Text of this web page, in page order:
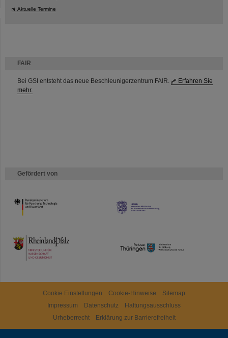
FAIR
Bei GSI entsteht das neue Beschleunigerzentrum FAIR.
Erfahren Sie
mehr.
Gefördert von
HMWK
TMWWDG
Aktuelle Termine
Cookie Einstellungen Cookie-Hinweise
Sitemap
Impressum
Datenschutz
Haftungsausschluss
Urheberrecht
Erklärung zur Barrierefreiheit